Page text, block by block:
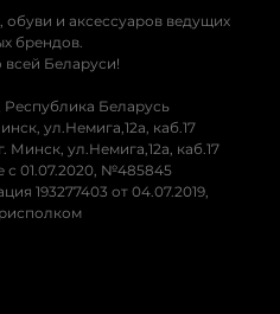
и аксессуаров ведущих
брендов.
всей Беларуси!
Беларусь
ул.Немига,12а, каб.17
Минск, ул.Немига,12а, каб.17
с 01.07.2020, №485845
193277403 от 04.07.2019,